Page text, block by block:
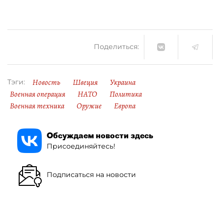
Поделиться:
Тэги: Новость Швеция
Украина
Военная операция
НАТО
Политика
Военная техника
Оружие Европа
Обсуждаем новости здесь
Присоединяйтесь!
Подписаться на новости